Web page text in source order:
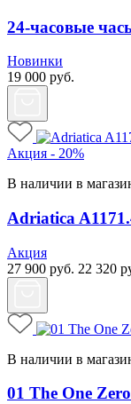
24-часовые
Новинки
19 000 руб.
Акция - 20%
В наличии в
Adriatica
Акция
27 900 руб. 22 320
В наличии в
01 The One